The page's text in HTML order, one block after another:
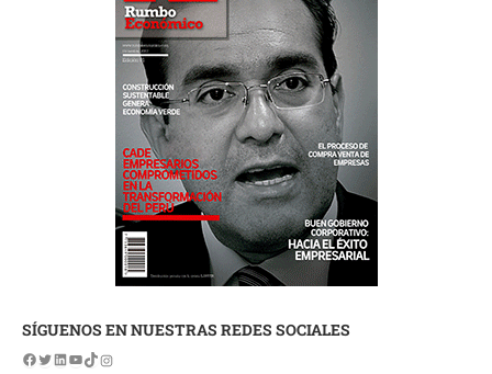
SÍGUENOS EN NUESTRAS REDES SOCIALES